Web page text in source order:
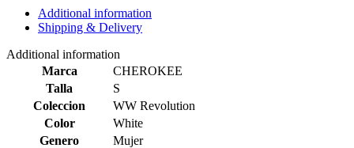
Additional information
Shipping & Delivery
Additional information
Marca
CHEROKEE
Talla
S
Coleccion
WW Revolution
Color
White
Genero
Mujer